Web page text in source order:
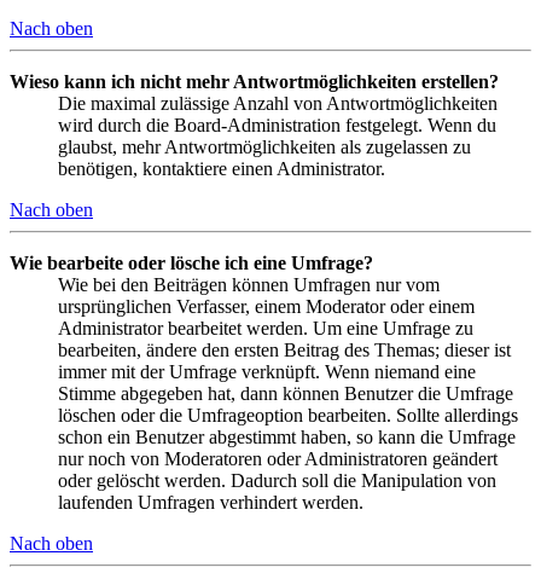
Nach oben
Wieso kann ich nicht mehr Antwortmöglichkeiten erstellen?
Die maximal zulässige Anzahl von Antwortmöglichkeiten
wird durch die Board-Administration festgelegt. Wenn du
glaubst, mehr Antwortmöglichkeiten als zugelassen zu
benötigen, kontaktiere einen Administrator.
Nach oben
Wie bearbeite oder lösche ich eine Umfrage?
Wie bei den Beiträgen können Umfragen nur vom
ursprünglichen Verfasser, einem Moderator oder einem
Administrator bearbeitet werden. Um eine Umfrage zu
bearbeiten, ändere den ersten Beitrag des Themas; dieser ist
immer mit der Umfrage verknüpft. Wenn niemand eine
Stimme abgegeben hat, dann können Benutzer die Umfrage
löschen oder die Umfrageoption bearbeiten. Sollte allerdings
schon ein Benutzer abgestimmt haben, so kann die Umfrage
nur noch von Moderatoren oder Administratoren geändert
oder gelöscht werden. Dadurch soll die Manipulation von
laufenden Umfragen verhindert werden.
Nach oben